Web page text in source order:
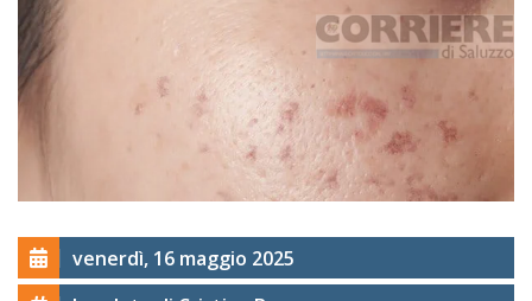
venerdì, 16 maggio 2025